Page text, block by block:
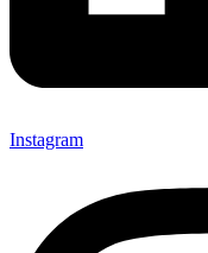
Instagram